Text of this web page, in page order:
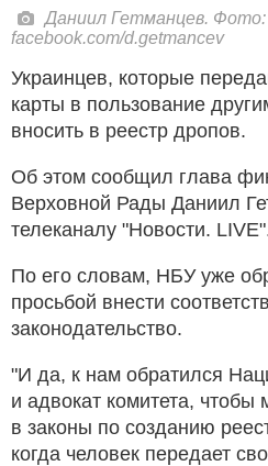
Даниил Гетманцев. Фото:
facebook.com/d.getmancev
Украинцев, которые
карты в пользование
вносить в реестр дропов.
Об этом сообщил глава
Верховной Рады Даниил
телеканалу "Новости.
По его словам, НБУ уже
просьбой внести
законодательство.
"И да, к нам обратился
и адвокат комитета,
в законы по созданию
когда человек передает